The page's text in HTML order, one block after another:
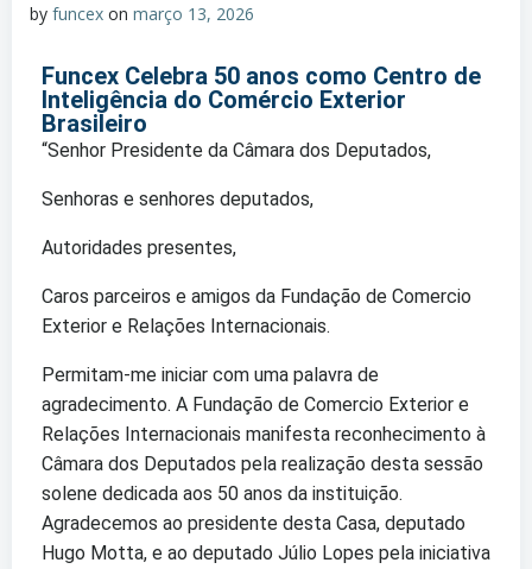
by funcex on março 13, 2026
Funcex Celebra 50 anos como Centro de
Inteligência do Comércio Exterior
Brasileiro
“Senhor Presidente da Câmara dos Deputados,
Senhoras e senhores deputados,
Autoridades presentes,
Caros parceiros e amigos da Fundação de Comercio
Exterior e Relações Internacionais.
Permitam-me iniciar com uma palavra de
agradecimento. A Fundação de Comercio Exterior e
Relações Internacionais manifesta reconhecimento à
Câmara dos Deputados pela realização desta sessão
solene dedicada aos 50 anos da instituição.
Agradecemos ao presidente desta Casa, deputado
Hugo Motta, e ao deputado Júlio Lopes pela iniciativa